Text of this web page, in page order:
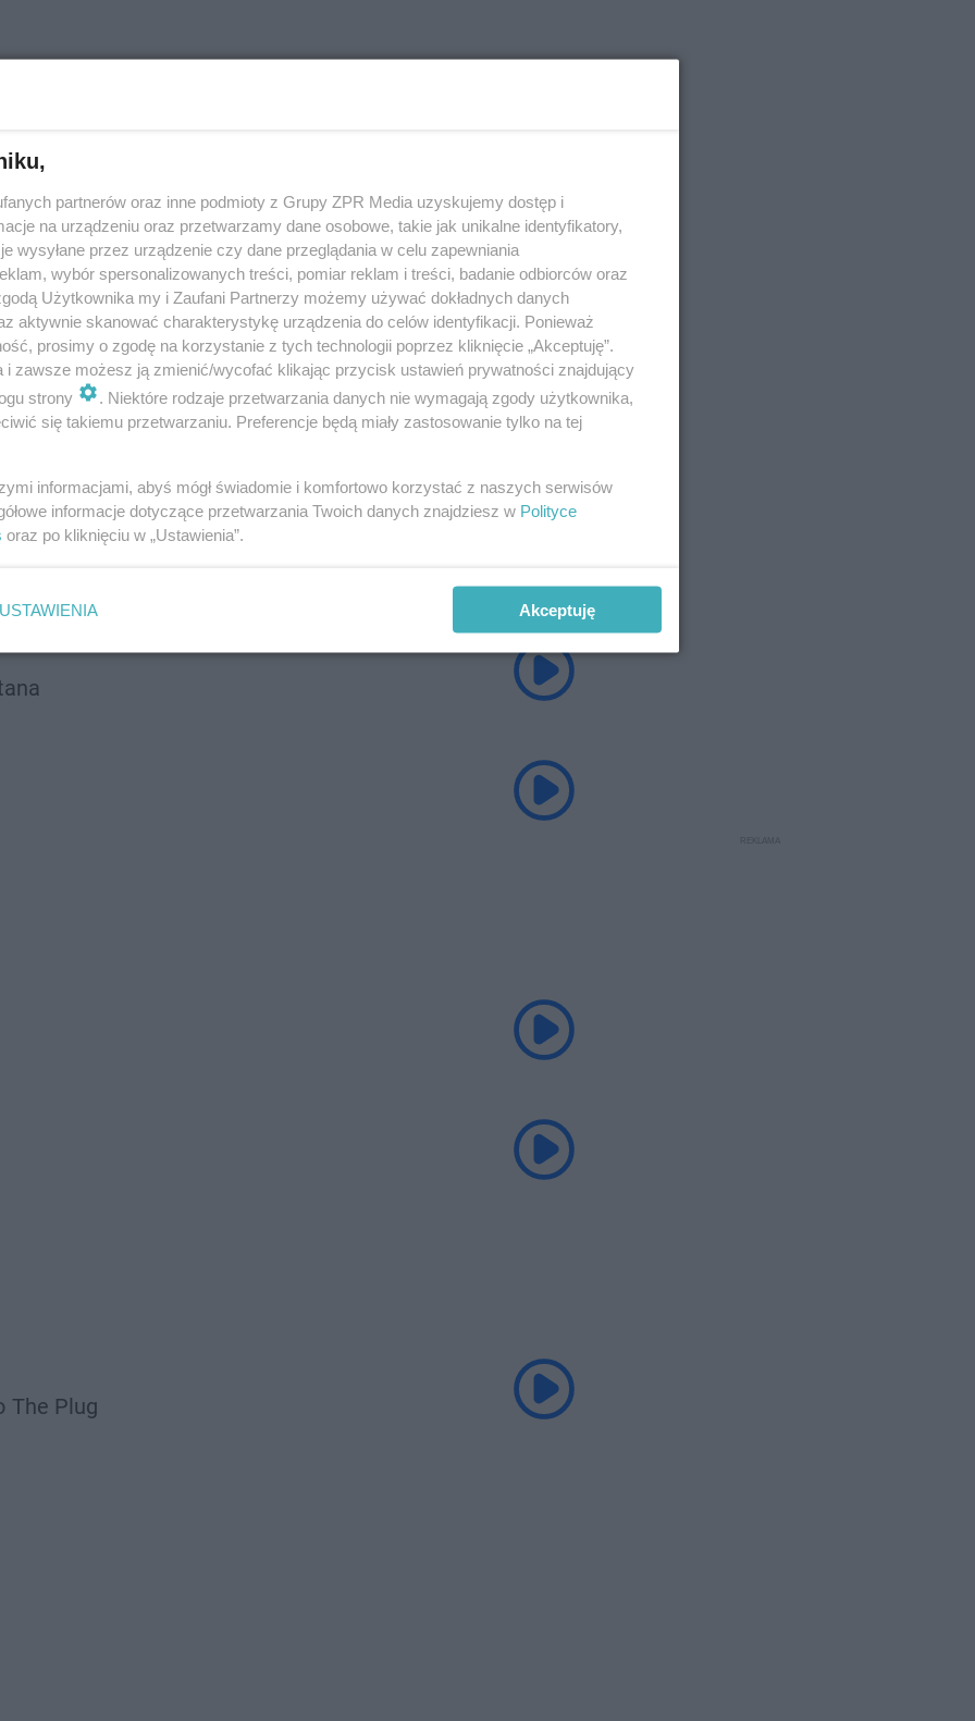
The Plug
partnerów oraz inne podmioty z Grupy ZPR Media uzyskujemy dostęp i
na urządzeniu oraz przetwarzamy dane osobowe, takie jak unikalne identyfikatory,
wysyłane przez urządzenie czy dane przeglądania w celu zapewniania
wybór spersonalizowanych treści, pomiar reklam i treści, badanie odbiorców oraz
Użytkownika my i Zaufani Partnerzy możemy używać dokładnych danych
aktywnie skanować charakterystykę urządzenia do celów identyfikacji. Ponieważ
prosimy o zgodę na korzystanie z tych technologii poprzez kliknięcie „Akceptuję”.
i zawsze możesz ją zmienić/wycofać klikając przycisk ustawień prywatności znajdujący
strony
. Niektóre rodzaje przetwarzania danych nie wymagają zgody użytkownika,
się takiemu przetwarzaniu. Preferencje będą miały zastosowanie tylko na tej
informacjami, abyś mógł świadomie i komfortowo korzystać z naszych serwisów
informacje dotyczące przetwarzania Twoich danych znajdziesz w Polityce
oraz po kliknięciu w „Ustawienia”.
USTAWIENIA Akceptuję